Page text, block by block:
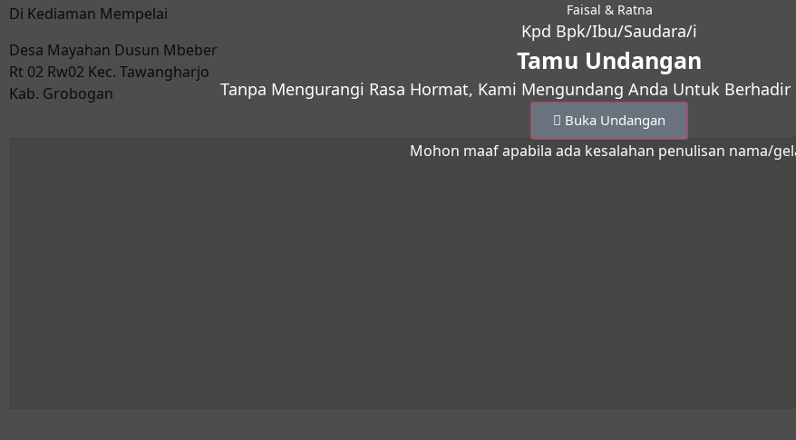
Di Kediaman Mempelai
Desa Mayahan Dusun Mbeber
Rt 02 Rw02 Kec. Tawangharjo
Kab. Grobogan
Faisal & Ratna
Kpd Bpk/Ibu/Saudara/i
Tamu Undangan
Tanpa Mengurangi Rasa Hormat, Kami Mengundang Anda Untuk
Buka Undangan
Mohon maaf apabila ada kesalahan penulisan nama/